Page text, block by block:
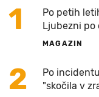
1
Po petih
Ljubezni po
MAGAZIN
2
Po
"skočila v